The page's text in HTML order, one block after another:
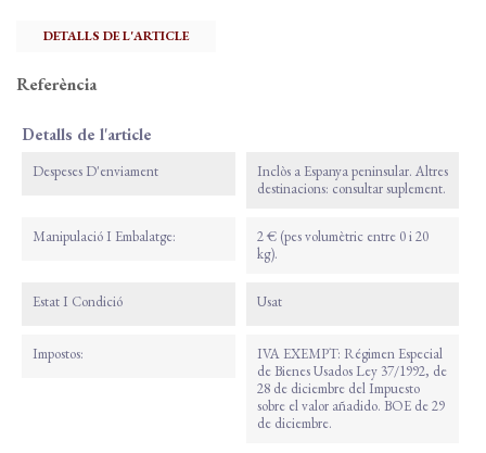
DETALLS DE L'ARTICLE
Referència
Detalls de l'article
Despeses D'enviament
Inclòs a Espanya peninsular. Altres
destinacions: consultar suplement.
Manipulació I Embalatge:
2 € (pes volumètric entre 0 i 20
kg).
Estat I Condició Usat
Impostos:
IVA EXEMPT: Régimen Especial
de Bienes Usados Ley 37/1992, de
28 de diciembre del Impuesto
sobre el valor añadido. BOE de 29
de diciembre.